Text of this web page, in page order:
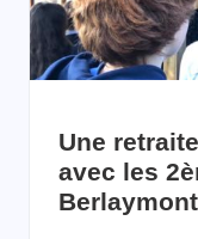
Une
avec les
Berlaymont